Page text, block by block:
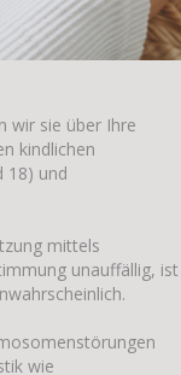
wir sie über Ihre
kindlichen
18) und
mittels
unauffällig, ist
wie